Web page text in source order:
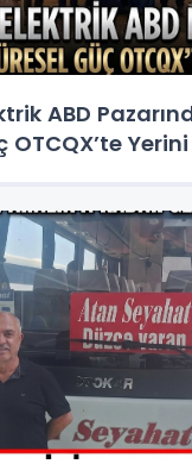
ABD
OTCQX’te Yerini